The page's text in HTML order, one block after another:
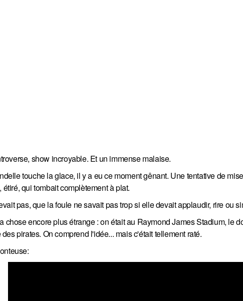
show incroyable. Et un immense malaise.
touche la glace, il y a eu ce moment gênant. Une tentative de
étiré, qui tombait complètement à plat.
pas, que la foule ne savait pas trop si elle devait applaudir, rire ou
chose encore plus étrange : on était au Raymond James Stadium, le
pirates. On comprend l'idée... mais c'était tellement raté.